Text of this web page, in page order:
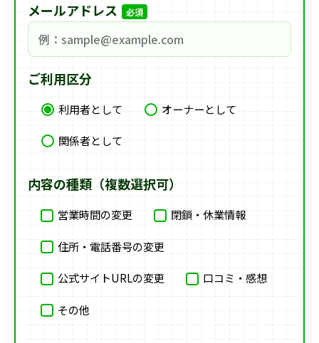
メールアドレス 必須
ご利用区分
利用者として
オーナーとして
関係者として
内容の種類（複数選択可）
営業時間の変更 閉鎖・休業情報
住所・電話番号の変更
公式サイトURLの変更 口コミ・感想
その他